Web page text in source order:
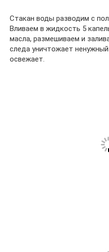
Стакан воды разводим с
Вливаем в жидкость 5
масла, размешиваем и
следа уничтожает
освежает.